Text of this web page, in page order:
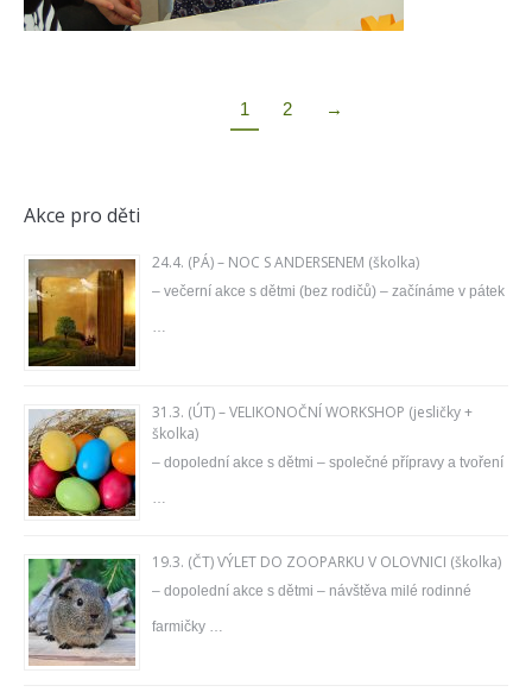
1 2 →
Akce pro děti
24.4. (PÁ) – NOC S ANDERSENEM (školka)
– večerní akce s dětmi (bez rodičů) – začínáme v pátek
…
31.3. (ÚT) – VELIKONOČNÍ WORKSHOP (jesličky +
školka)
– dopolední akce s dětmi – společné přípravy a tvoření
…
19.3. (ČT) VÝLET DO ZOOPARKU V OLOVNICI (školka)
– dopolední akce s dětmi – návštěva milé rodinné
farmičky …